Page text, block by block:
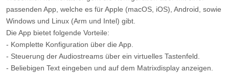
passenden App, welche es für Apple (macOS, iOS), Android, sowie
Windows und Linux (Arm und Intel) gibt.
Die App bietet folgende Vorteile:
- Komplette Konfiguration über die App.
- Steuerung der Audiostreams über ein virtuelles Tastenfeld.
- Beliebigen Text eingeben und auf dem Matrixdisplay anzeigen.